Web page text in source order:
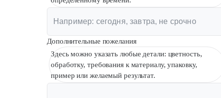
Дополнительные пожелания
Здесь можно указать любые детали: цветность,
обработку, требования к материалу, упаковку,
пример или желаемый результат.